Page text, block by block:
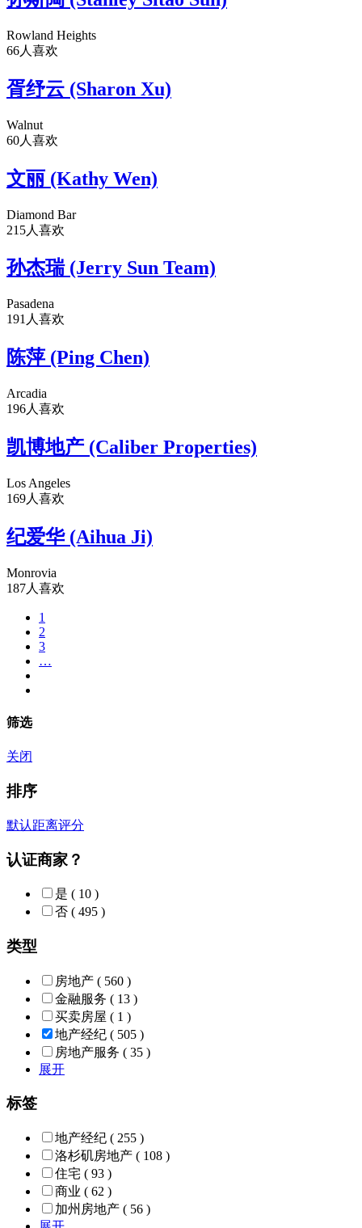
Rowland Heights
66人喜欢
胥纾云 (Sharon Xu)
Walnut
60人喜欢
文丽 (Kathy Wen)
Diamond Bar
215人喜欢
孙杰瑞 (Jerry Sun Team)
Pasadena
191人喜欢
陈萍 (Ping Chen)
Arcadia
196人喜欢
凯博地产 (Caliber Properties)
Los Angeles
169人喜欢
纪爱华 (Aihua Ji)
Monrovia
187人喜欢
1
2
3
…
筛选
关闭
排序
默认距离评分
认证商家？
是 ( 10 )
否 ( 495 )
类型
房地产 ( 560 )
金融服务 ( 13 )
买卖房屋 ( 1 )
地产经纪 ( 505 )
房地产服务 ( 35 )
展开
标签
地产经纪 ( 255 )
洛杉矶房地产 ( 108 )
住宅 ( 93 )
商业 ( 62 )
加州房地产 ( 56 )